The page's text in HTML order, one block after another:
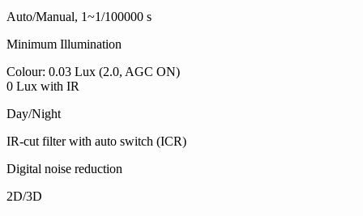
Auto/Manual, 1~1/100000 s
Minimum Illumination
Colour: 0.03 Lux (2.0, AGC ON)
0 Lux with IR
Day/Night
IR-cut filter with auto switch (ICR)
Digital noise reduction
2D/3D